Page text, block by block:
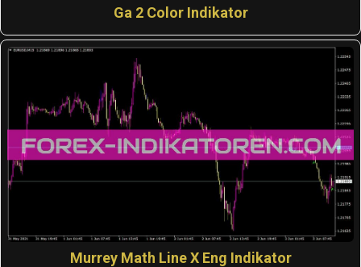
Ga 2 Color Indikator
Murrey Math Line X Eng Indikator